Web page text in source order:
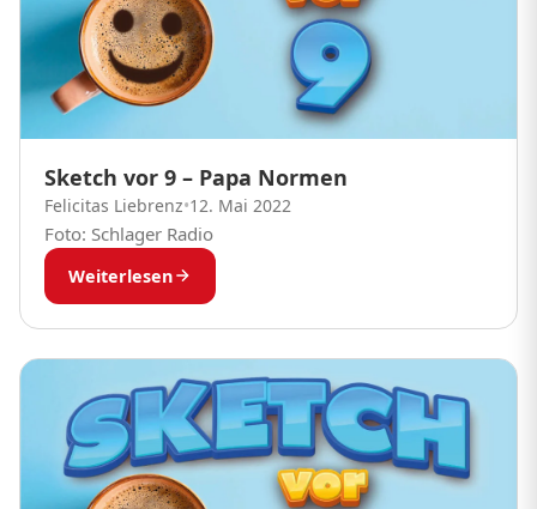
Sketch vor 9 – Papa Normen
Felicitas Liebrenz•12. Mai 2022
Foto: Schlager Radio
Weiterlesen